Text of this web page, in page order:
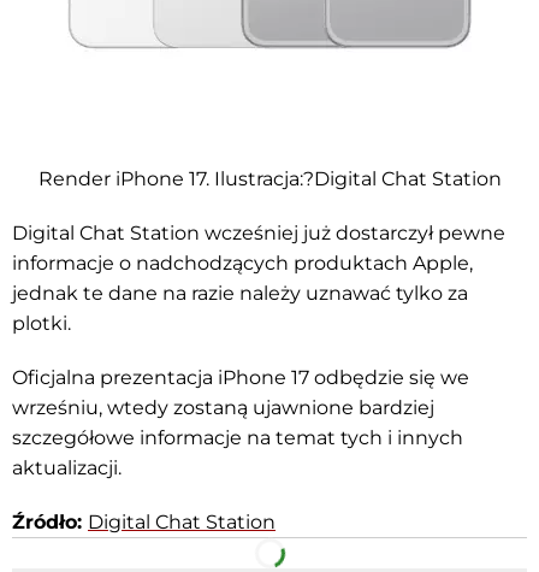
Render iPhone 17. Ilustracja:?Digital Chat Station
Digital Chat Station wcześniej już dostarczył pewne
informacje o nadchodzących produktach Apple,
jednak te dane na razie należy uznawać tylko za
plotki.
Oficjalna prezentacja iPhone 17 odbędzie się we
wrześniu, wtedy zostaną ujawnione bardziej
szczegółowe informacje na temat tych i innych
aktualizacji.
Źródło: Digital Chat Station
Facebook Telegram